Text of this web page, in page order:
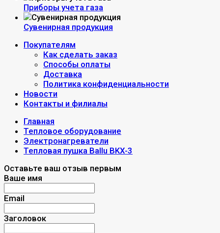
Приборы учета газа
Сувенирная продукция
Покупателям
Как сделать заказ
Способы оплаты
Доставка
Политика конфиденциальности
Новости
Контакты и филиалы
Главная
Тепловое оборудование
Электронагреватели
Тепловая пушка Ballu BKX-3
Оставьте ваш отзыв первым
Ваше имя
Email
Заголовок